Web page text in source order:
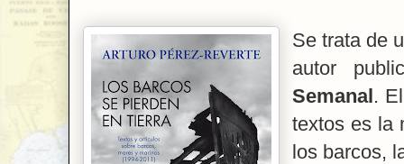
Se trata de
autor
Semanal.
textos es la
los barcos,